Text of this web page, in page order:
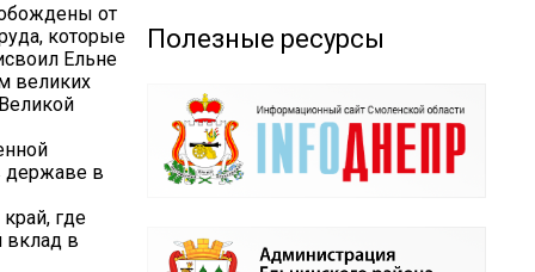
от
которые
Ельне
великих
державе в
где
вклад в
Полезные ресурсы